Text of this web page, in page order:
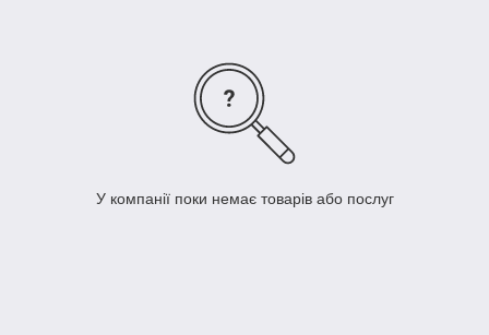
У компанії поки немає товарів або послуг